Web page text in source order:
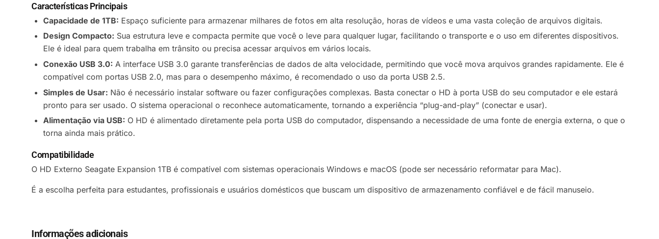
Características Principais
Capacidade de 1TB: Espaço suficiente para armazenar milhares de fotos em alta resolução, horas de vídeos e uma vasta coleção de arquivos digitais.
Design Compacto: Sua estrutura leve e compacta permite que você o leve para qualquer lugar, facilitando o transporte e o uso em diferentes dispositivos.
Ele é ideal para quem trabalha em trânsito ou precisa acessar arquivos em vários locais.
Conexão USB 3.0: A interface USB 3.0 garante transferências de dados de alta velocidade, permitindo que você mova arquivos grandes rapidamente. Ele é
compatível com portas USB 2.0, mas para o desempenho máximo, é recomendado o uso da porta USB 2.5.
Simples de Usar: Não é necessário instalar software ou fazer configurações complexas. Basta conectar o HD à porta USB do seu computador e ele estará
pronto para ser usado. O sistema operacional o reconhece automaticamente, tornando a experiência “plug-and-play” (conectar e usar).
Alimentação via USB: O HD é alimentado diretamente pela porta USB do computador, dispensando a necessidade de uma fonte de energia externa, o que o
torna ainda mais prático.
Compatibilidade
O HD Externo Seagate Expansion 1TB é compatível com sistemas operacionais Windows e macOS (pode ser necessário reformatar para Mac).
É a escolha perfeita para estudantes, profissionais e usuários domésticos que buscam um dispositivo de armazenamento confiável e de fácil manuseio.
Informações adicionais